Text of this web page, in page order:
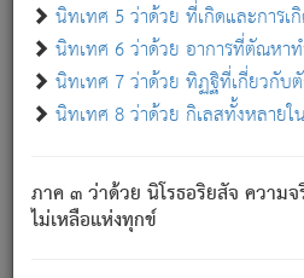
นิทเทศ 5 ว่าด้วย ที่เกิดและการ
นิทเทศ 6 ว่าด้วย อาการที่ตัณหา
นิทเทศ 7 ว่าด้วย ทิฏฐิที่เกี่ยวกับ
นิทเทศ 8 ว่าด้วย กิเลสทั้งหลาย
ภาค ๓ ว่าด้วย นิโรธอริยสัจ ความ
ไม่เหลือแห่งทุกข์
ความดับเพราะความสำรอกไม่เ
เพราะความสิ้นไปแห่งตัณหาโดยปร
นิพพาน.
ภพใหม่ย่อมไม่มีแก่ภิกษุนั้น ผู้ดับ
ภิกษุนั้น เป็นผู้ครอบงำมารได้แล้
ภพทั้งหลายทั้งปวงได้แล้ว เป็นผู้คงที่